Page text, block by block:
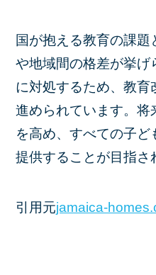
国が抱える教育の課
や地域間の格差が挙げ
に対処するため、教
進められています。将
を高め、すべての子ど
提供することが目指さ
引用元jamaica-